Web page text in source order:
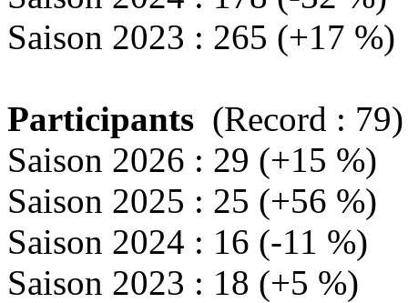
Saison 2023 : 265 (+17 %)
Participants (Record : 79)
Saison 2026 : 29 (+15 %)
Saison 2025 : 25 (+56 %)
Saison 2024 : 16 (-11 %)
Saison 2023 : 18 (+5 %)